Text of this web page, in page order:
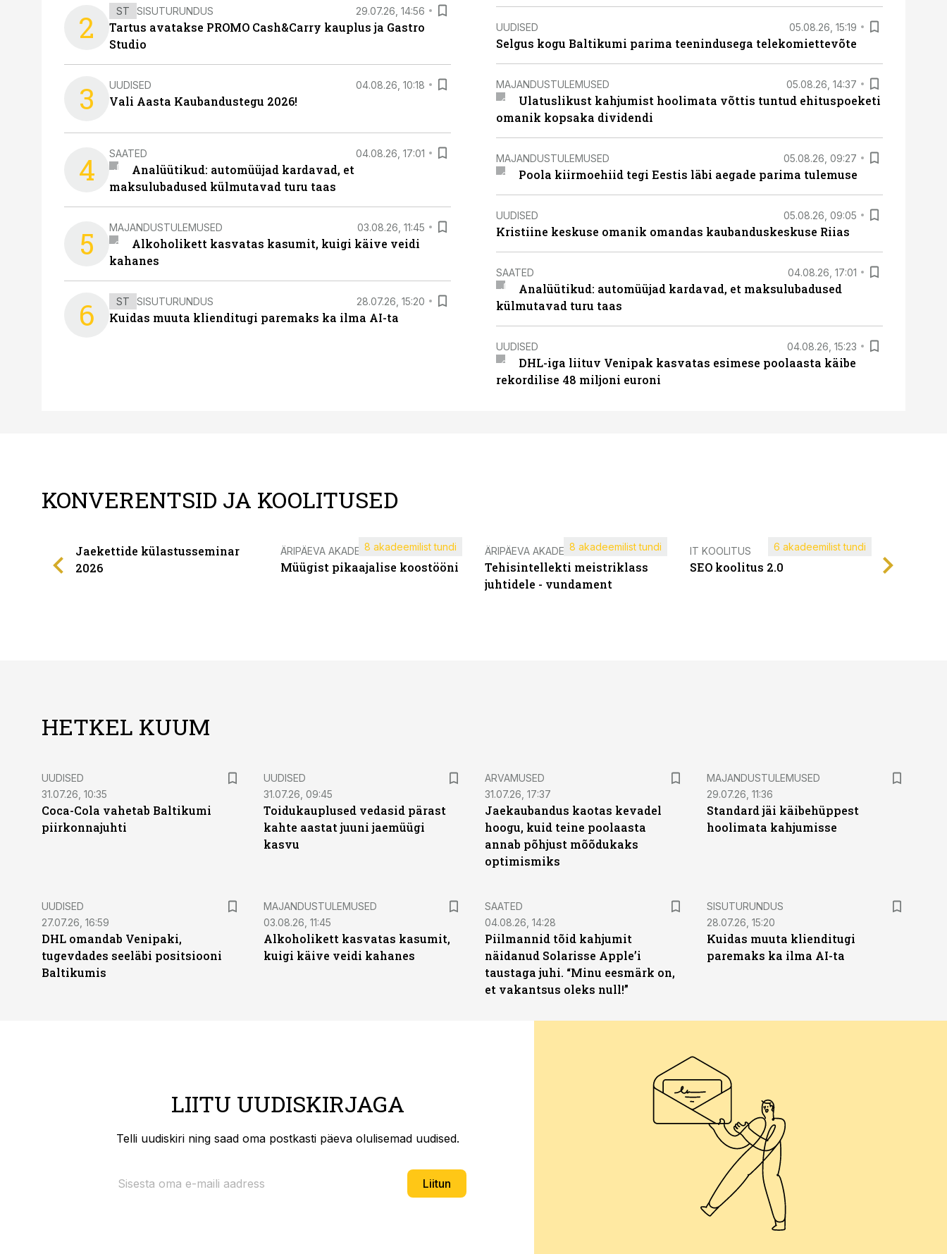
2 ST SISUTURUNDUS 29.07.26, 14:56
Tartus avatakse PROMO Cash&Carry kauplus ja Gastro
Studio
3 UUDISED 04.08.26, 10:18
Vali Aasta Kaubandustegu 2026!
4 SAATED 04.08.26, 17:01
Analüütikud: automüüjad kardavad, et
maksulubadused külmutavad turu taas
5 MAJANDUSTULEMUSED 03.08.26, 11:45
Alkoholikett kasvatas kasumit, kuigi käive veidi
kahanes
6 ST SISUTURUNDUS 28.07.26, 15:20
Kuidas muuta klienditugi paremaks ka ilma AI-ta
UUDISED 05.08.26, 15:19
Selgus kogu Baltikumi parima teenindusega telekomiettevõte
MAJANDUSTULEMUSED 05.08.26, 14:37
Ulatuslikust kahjumist hoolimata võttis tuntud ehituspoeketi
omanik kopsaka dividendi
MAJANDUSTULEMUSED 05.08.26, 09:27
Poola kiirmoehiid tegi Eestis läbi aegade parima tulemuse
UUDISED 05.08.26, 09:05
Kristiine keskuse omanik omandas kaubanduskeskuse Riias
SAATED 04.08.26, 17:01
Analüütikud: automüüjad kardavad, et maksulubadused
külmutavad turu taas
UUDISED 04.08.26, 15:23
DHL-iga liituv Venipak kasvatas esimese poolaasta käibe
rekordilise 48 miljoni euroni
KONVERENTSID JA KOOLITUSED
Jaekettide külastusseminar
2026
ÄRIPÄEVA AKADEEMIA
Müügist pikaajalise koostööni
8 akadeemilist tundi ÄRIPÄEVA AKADEEMIA
Tehisintellekti meistriklass
juhtidele - vundament
8 akadeemilist tundi IT KOOLITUS
SEO koolitus 2.0
6 akadeemilist tundi
HETKEL KUUM
UUDISED
31.07.26, 10:35
Coca-Cola vahetab Baltikumi
piirkonnajuhti
UUDISED
31.07.26, 09:45
Toidukauplused vedasid pärast
kahte aastat juuni jaemüügi
kasvu
ARVAMUSED
31.07.26, 17:37
Jaekaubandus kaotas kevadel
hoogu, kuid teine poolaasta
annab põhjust mõõdukaks
optimismiks
MAJANDUSTULEMUSED
29.07.26, 11:36
Standard jäi käibehüppest
hoolimata kahjumisse
UUDISED
27.07.26, 16:59
DHL omandab Venipaki,
tugevdades seeläbi positsiooni
Baltikumis
MAJANDUSTULEMUSED
03.08.26, 11:45
Alkoholikett kasvatas kasumit,
kuigi käive veidi kahanes
SAATED
04.08.26, 14:28
Piilmannid tõid kahjumit
näidanud Solarisse Apple’i
taustaga juhi. “Minu eesmärk on,
et vakantsus oleks null!”
ST
SISUTURUNDUS
28.07.26, 15:20
Kuidas muuta klienditugi
paremaks ka ilma AI-ta
LIITU UUDISKIRJAGA
Telli uudiskiri ning saad oma postkasti päeva olulisemad uudised.
Liitun